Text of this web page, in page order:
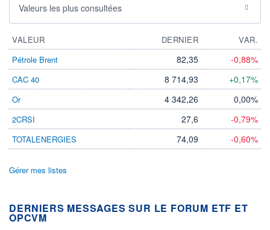
Valeurs les plus consultées
VALEUR DERNIER
VAR.
Pétrole Brent
82,35 -0,88%
CAC 40 8 714,93 +0,17%
Or 4 342,26 0,00%
2CRSI 27,6 -0,79%
TOTALENERGIES 74,09 -0,60%
Gérer mes listes
DERNIERS MESSAGES SUR LE FORUM ETF ET
OPCVM